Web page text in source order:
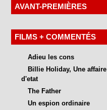
AVANT-PREMIÈRES
FILMS + COMMENTÉS
Adieu les cons
Billie Holiday, Une affaire
d'etat
The Father
Un espion ordinaire